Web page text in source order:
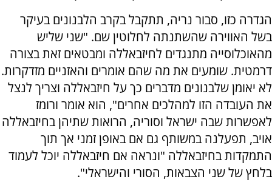
הגדרה כזו, סבור נריה, תתקבל בקרב הלבנונים בעיקר
בשל האווירה שהשתנתה לחלוטין שם. "שני שליש
מהאוכלוסייה מתנגדים לחיזבאללה ומבטאים זאת בצורה
דרמטית. שומעים את מה שהם אומרים והאזניים מזדקרות.
לא יאומן שלבנונים מדברים כך על חיזבאללה וצריך לנצל
את העובדה הזו למהלכים אחרים", הוא אומר ורומז
לאפשרות שבה ישראל וסוריה, הרואות שתיהן בחיזבאללה
אויב, תפעלנה במשותף גם אם באופן זמני אך תוך
התמקדות בחיזבאללה "ונראה אם חיזבאללה יוכל לעמוד
בלחץ של שני הצבאות, הסורי והישראלי".